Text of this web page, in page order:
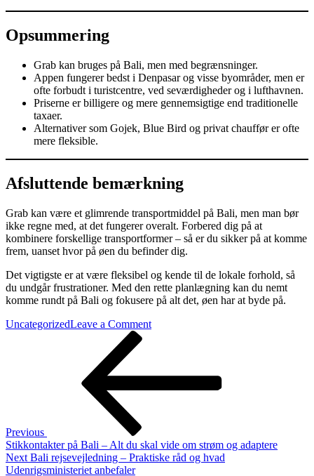
Opsummering
Grab kan bruges på Bali, men med begrænsninger.
Appen fungerer bedst i Denpasar og visse byområder, men er
ofte forbudt i turistcentre, ved seværdigheder og i lufthavnen.
Priserne er billigere og mere gennemsigtige end traditionelle
taxaer.
Alternativer som Gojek, Blue Bird og privat chauffør er ofte
mere fleksible.
Afsluttende bemærkning
Grab kan være et glimrende transportmiddel på Bali, men man bør
ikke regne med, at det fungerer overalt. Forbered dig på at
kombinere forskellige transportformer – så er du sikker på at komme
frem, uanset hvor på øen du befinder dig.
Det vigtigste er at være fleksibel og kende til de lokale forhold, så
du undgår frustrationer. Med den rette planlægning kan du nemt
komme rundt på Bali og fokusere på alt det, øen har at byde på.
UncategorizedLeave a Commenton
–
transport
med
Indlægsnavigation
Previous
Stikkontakter på Bali – Alt du skal vide om strøm og adaptere
Next
Post
Next Bali rejsevejledning – Praktiske råd og hvad
Udenrigsministeriet anbefaler